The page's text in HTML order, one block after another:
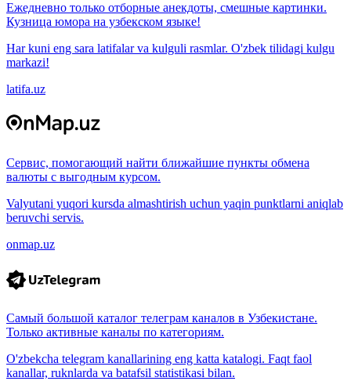
Ежедневно только отборные анекдоты, смешные картинки.
Кузница юмора на узбекском языке!
Har kuni eng sara latifalar va kulguli rasmlar. O'zbek tilidagi kulgu
markazi!
latifa.uz
Сервис, помогающий найти ближайшие пункты обмена
валюты с выгодным курсом.
Valyutani yuqori kursda almashtirish uchun yaqin punktlarni aniqlab
beruvchi servis.
onmap.uz
Самый большой каталог телеграм каналов в Узбекистане.
Только активные каналы по категориям.
O'zbekcha telegram kanallarining eng katta katalogi. Faqt faol
kanallar, ruknlarda va batafsil statistikasi bilan.